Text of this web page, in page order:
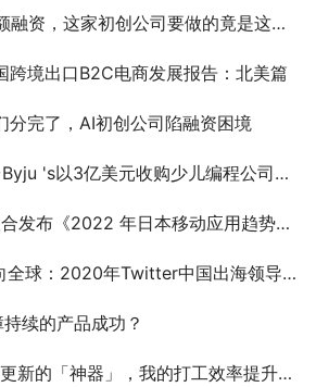
，这家初创公司要做的竟是这类手游？
境出口B2C电商发展报告：北美篇
分完了，AI初创公司陷融资困境
's以3亿美元收购少儿编程公司WhiteHat Jr
年日本移动应用趋势报告：应用表现重要基准及洞见》
：2020年Twitter中国出海领导品牌报告》
续的产品成功？
的「神器」，我的打工效率提升了 200%